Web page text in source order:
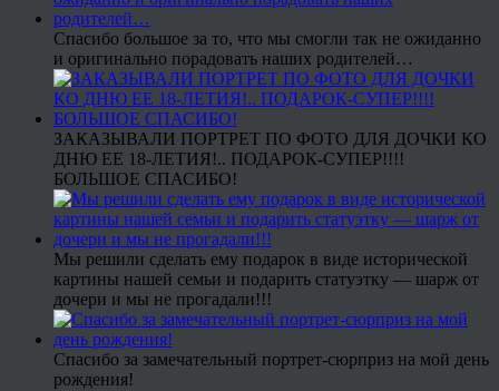
Спасибо большое за то, что мы смогли так не ожиданно
и оригинально порадовать наших родителей…
ЗАКАЗЫВАЛИ ПОРТРЕТ ПО ФОТО ДЛЯ ДОЧКИ КО
ДНЮ ЕЕ 18-ЛЕТИЯ!.. ПОДАРОК-СУПЕР!!!!
БОЛЬШОЕ СПАСИБО!
Мы решили сделать ему подарок в виде исторической
картины нашей семьи и подарить статуэтку — шарж от
дочери и мы не прогадали!!!
Спасибо за замечательный портрет-сюрприз на мой день
рождения!